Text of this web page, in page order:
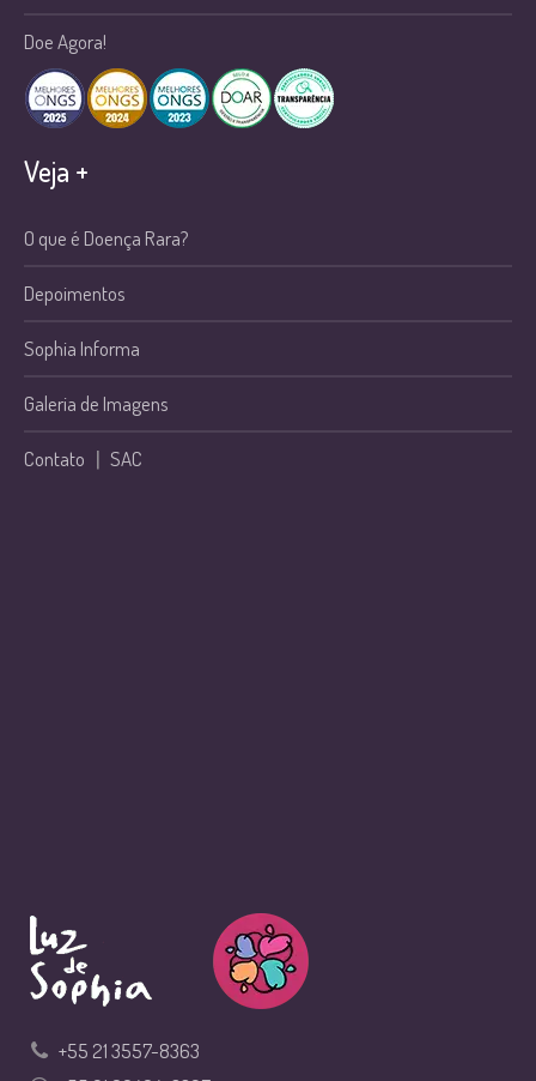
Doe Agora!
Veja +
O que é Doença Rara?
Depoimentos
Sophia Informa
Galeria de Imagens
Contato |SAC
+55 21 3557-8363